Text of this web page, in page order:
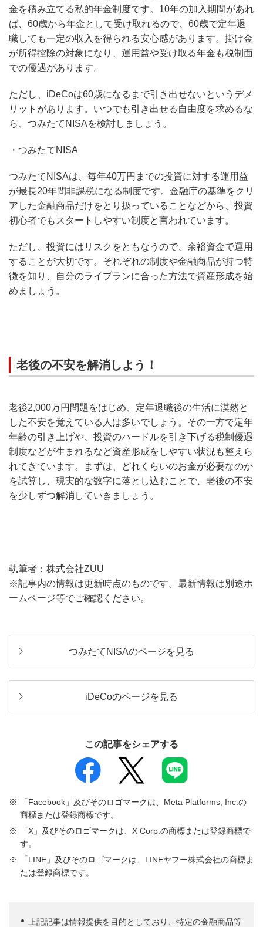
金を積み立てる私的年金制度です。10年の加入期間があれ
ば、60歳から年金として受け取れるので、60歳で定年退
職しても一定の収入を得られる安心感があります。掛け金
が所得控除の対象になり、運用益や受け取る年金も税制面
での優遇があります。
ただし、iDeCoは60歳になるまで引き出せないというデメ
リットがあります。いつでも引き出せる自由度を求めるな
ら、つみたてNISAを検討しましょう。
・つみたてNISA
つみたてNISAは、毎年40万円までの投資に対する運用益
が最長20年間非課税になる制度です。金融庁の基準をクリ
アした金融商品だけをとり扱っていることなどから、投資
初心者でもスタートしやすい制度と言われています。
ただし、投資にはリスクをともなうので、余裕資金で運用
することが大切です。それぞれの制度や金融商品が持つ特
徴を知り、自分のライプランに合った方法で資産形成を始
めましょう。
老後の不安を解消しよう！
老後2,000万円問題をはじめ、定年退職後の生活に漠然と
した不安を覚えている人は多いでしょう。その一方で定年
年齢の引き上げや、投資のハードルを引き下げる税制優遇
制度などが生まれるなど資産形成をしやすい状況も整えら
れてきています。まずは、どれくらいのお金が必要なのか
を試算し、現実的な数字に落とし込むことで、老後の不安
を少しずつ解消していきましょう。
執筆者：株式会社ZUU
※記事内の情報は更新時点のものです。最新情報は別途ホ
ームページ等でご確認ください。
つみたてNISAのページを見る
iDeCoのページを見る
この記事をシェアする
「Facebook」及びそのロゴマークは、Meta Platforms, Inc.の
商標または登録商標です。
「X」及びそのロゴマークは、X Corp.の商標または登録商標で
す。
「LINE」及びそのロゴマークは、LINEヤフー株式会社の商標ま
たは登録商標です。
上記記事は情報提供を目的としており、特定の金融商品等